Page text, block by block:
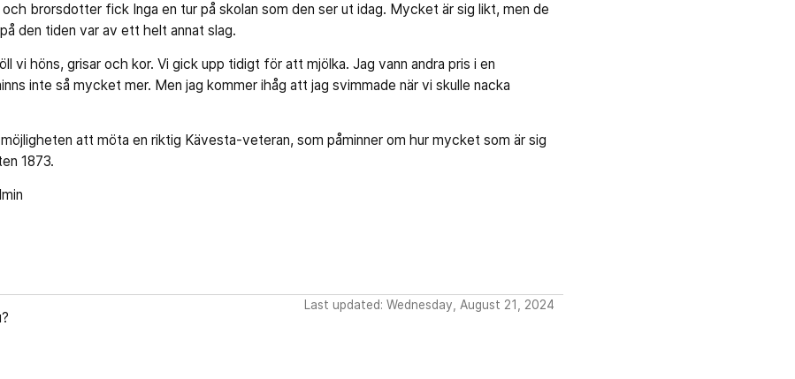
och brorsdotter fick Inga en tur på skolan som den ser ut idag. Mycket är sig likt, men de
den tiden var av ett helt annat slag.
vi höns, grisar och kor. Vi gick upp tidigt för att mjölka. Jag vann andra pris i en
inte så mycket mer. Men jag kommer ihåg att jag svimmade när vi skulle nacka
att möta en riktig Kävesta-veteran, som påminner om hur mycket som är sig
1873.
Last updated: Wednesday, August 21, 2024